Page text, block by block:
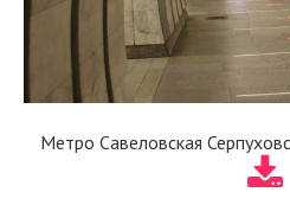
Метро Савеловская